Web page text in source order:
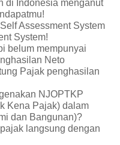
di Indonesia menganut
Assessment System
System!
belum mempunyai
Neto
Pajak penghasilan
NJOPTKP
Kena Pajak) dalam
dan Bangunan)?
langsung dengan